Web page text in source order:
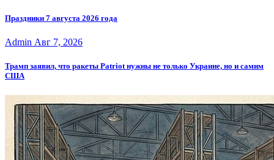
Праздники 7 августа 2026 года
Admin Авг 7, 2026
Трамп заявил, что ракеты Patriot нужны не только Украине, но и самим
США